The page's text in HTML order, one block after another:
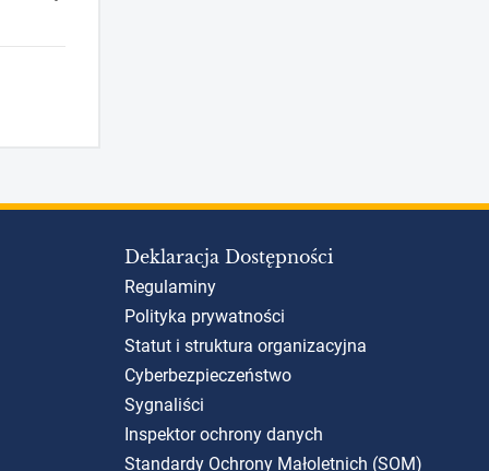
Deklaracja Dostępności
Regulaminy
Polityka prywatności
Statut i struktura organizacyjna
Cyberbezpieczeństwo
Sygnaliści
Inspektor ochrony danych
Standardy Ochrony Małoletnich (SOM)